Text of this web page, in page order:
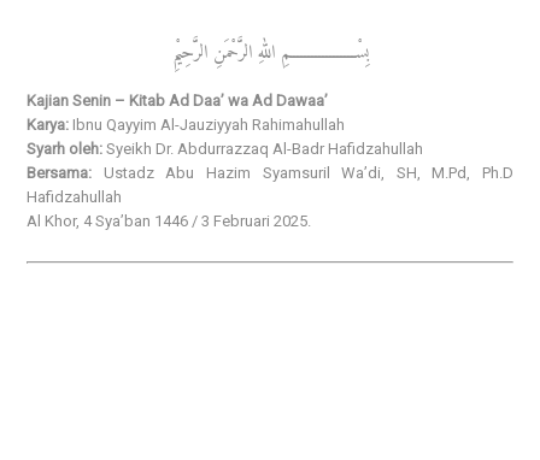
بِسْــــــــــــــــــمِ اللهِ الرَّحْمَنِ الرَّحِيْمِ
Kajian Senin – Kitab Ad Daa’ wa Ad Dawaa’
Karya: Ibnu Qayyim Al-Jauziyyah Rahimahullah
Syarh oleh:Syeikh Dr. Abdurrazzaq Al-Badr Hafidzahullah
Bersama: Ustadz Abu Hazim Syamsuril Wa’di, SH, M.Pd, Ph.D
Hafidzahullah
Al Khor, 4 Sya’ban 1446 / 3 Februari 2025.